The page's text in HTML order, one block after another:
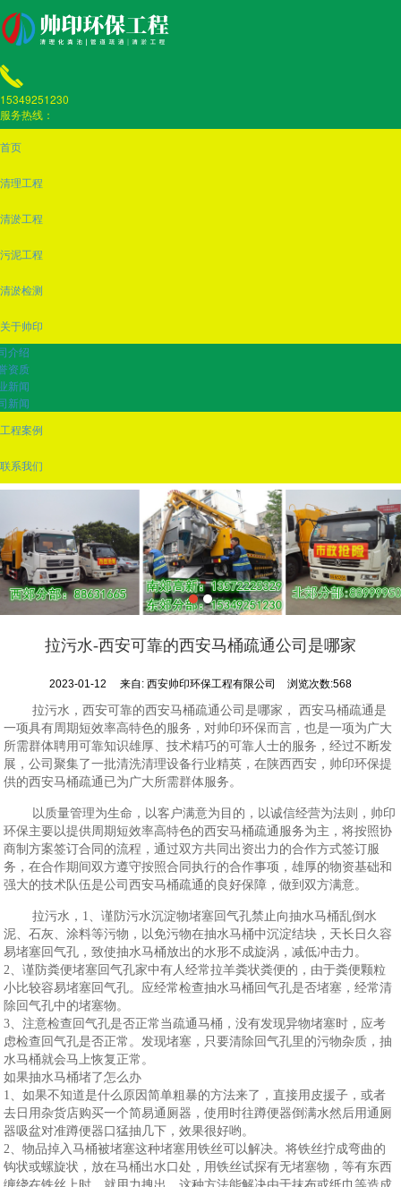
15349251230
服务热线：
首页
清理工程
清淤工程
污泥工程
清淤检测
关于帅印
介绍
资质
新闻
新闻
工程案例
联系我们
拉污水-西安可靠的西安马桶疏通公司是哪家
2023-01-12 来自:西安帅印环保工程有限公司 浏览次数:568
拉污水，西安可靠的西安马桶疏通公司是哪家， 西安马桶疏通是
一项具有周期短效率高特色的服务，对帅印环保而言，也是一项为广大
所需群体聘用可靠知识雄厚、技术精巧的可靠人士的服务，经过不断发
展，公司聚集了一批清洗清理设备行业精英，在陕西西安，帅印环保提
供的西安马桶疏通已为广大所需群体服务。
以质量管理为生命，以客户满意为目的，以诚信经营为法则，帅印
环保主要以提供周期短效率高特色的西安马桶疏通服务为主，将按照协
商制方案签订合同的流程，通过双方共同出资出力的合作方式签订服
务，在合作期间双方遵守按照合同执行的合作事项，雄厚的物资基础和
强大的技术队伍是公司西安马桶疏通的良好保障，做到双方满意。
拉污水，1、谨防污水沉淀物堵塞回气孔禁止向抽水马桶乱倒水
泥、石灰、涂料等污物，以免污物在抽水马桶中沉淀结块，天长日久容
易堵塞回气孔，致使抽水马桶放出的水形不成旋涡，减低冲击力。
2、谨防粪便堵塞回气孔家中有人经常拉羊粪状粪便的，由于粪便颗粒
小比较容易堵塞回气孔。应经常检查抽水马桶回气孔是否堵塞，经常清
除回气孔中的堵塞物。
3、注意检查回气孔是否正常当疏通马桶，没有发现异物堵塞时，应考
虑检查回气孔是否正常。发现堵塞，只要清除回气孔里的污物杂质，抽
水马桶就会马上恢复正常。
如果抽水马桶堵了怎么办
1、如果不知道是什么原因简单粗暴的方法来了，直接用皮援子，或者
去日用杂货店购买一个简易通厕器，使用时往蹲便器倒满水然后用通厕
器吸盆对准蹲便器口猛抽几下，效果很好哟。
2、物品掉入马桶被堵塞这种堵塞用铁丝可以解决。将铁丝拧成弯曲的
钩状或螺旋状，放在马桶出水口处，用铁丝试探有无堵塞物，等有东西